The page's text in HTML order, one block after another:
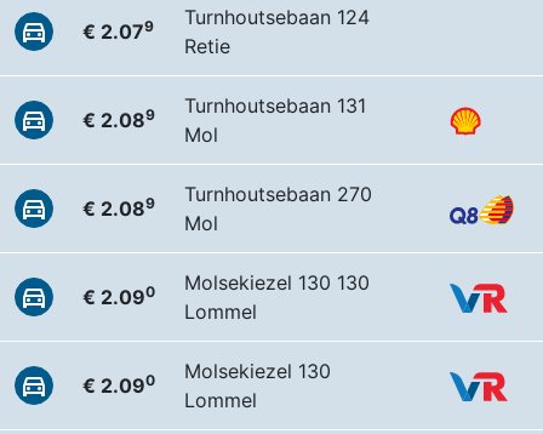
€ 2.079
Turnhoutsebaan 124
Retie
€ 2.089
Turnhoutsebaan 131
Mol
€ 2.089
Turnhoutsebaan 270
Mol
€ 2.090
Molsekiezel 130 130
Lommel
€ 2.090
Molsekiezel 130
Lommel